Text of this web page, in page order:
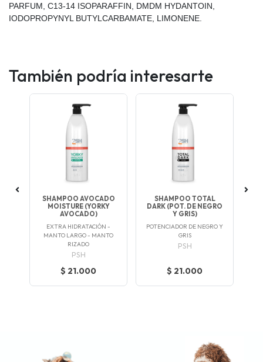
PARFUM, C13-14 ISOPARAFFIN, DMDM HYDANTOIN,
IODOPROPYNYL BUTYLCARBAMATE, LIMONENE.
También podría interesarte
SHAMPOO AVOCADO
MOISTURE (YORKY
AVOCADO)
EXTRA HIDRATACIÓN -
MANTO LARGO - MANTO
RIZADO
PSH
$ 21.000
SHAMPOO TOTAL
DARK (POT. DE NEGRO
Y GRIS)
POTENCIADOR DE NEGRO Y
GRIS
PSH
$ 21.000